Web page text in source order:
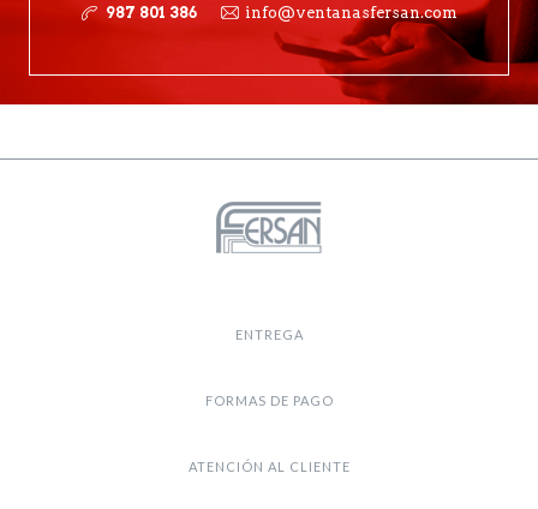
987 801 386
info@ventanasfersan.com
ENTREGA
FORMAS DE PAGO
ATENCIÓN AL CLIENTE